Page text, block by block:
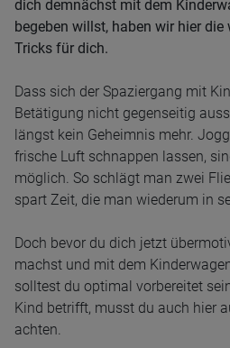
dich demnächst mit dem
begeben willst, haben wir hier
Tricks für dich.
Dass sich der Spaziergang mit
Betätigung nicht gegenseitig
längst kein Geheimnis mehr.
frische Luft schnappen lassen,
möglich. So schlägt man zwei
spart Zeit, die man wiederum in
Doch bevor du dich jetzt
machst und mit dem
solltest du optimal vorbereitet
Kind betrifft, musst du auch hier
achten.